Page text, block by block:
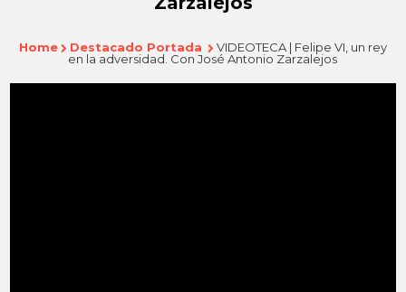
Home Destacado Portada
VIDEOTECA | Felipe VI, un rey
en la adversidad. Con José Antonio Zarzalejos